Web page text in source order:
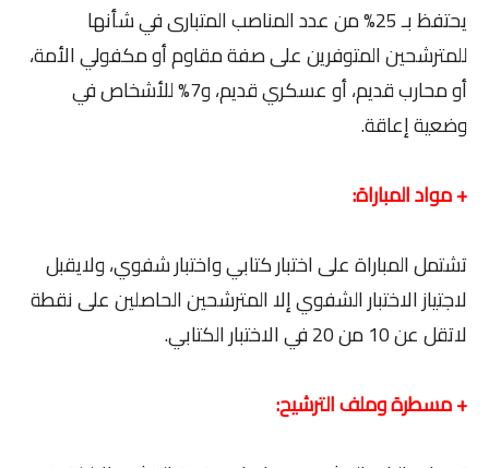
يحتفظ بـ 25% من عدد المناصب المتبارى في شأنها
للمترشحين المتوفرين على صفة مقاوم أو مكفولي الأمة،
أو محارب قديم، أو عسكري قديم، و7% للأشخاص في
وضعية إعاقة.
+ مواد المباراة:
تشتمل المباراة على اختبار كتابي واختبار شفوي، ولايقبل
لاجتياز الاختبار الشفوي إلا المترشحين الحاصلين على نقطة
لاتقل عن 10 من 20 في الاختبار الكتابي.
+ مسطرة وملف الترشيح: